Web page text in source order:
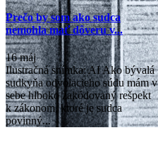
Prečo by som ako sudca
nemohla mať dôveru v...
16 máj
Ilustračná snímka: AI Ako bývalá
sudkyňa odvolacieho súdu mám v
sebe hlboko zakódovaný rešpekt
k zákonom, ktoré je sudca
povinný...